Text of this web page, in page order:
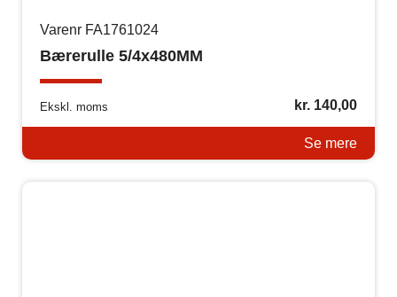
Varenr FA1761024
Bærerulle 5/4x480MM
Ekskl. moms kr.140,00
Se mere